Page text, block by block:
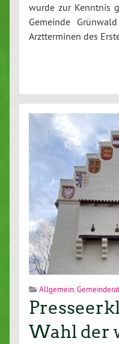
wurde zur Kenntnis
Gemeinde
Arztterminen des
Allgemein Gemeinderat
Wahl der